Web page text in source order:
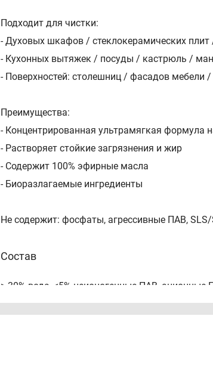
Подходит для чистки:
- Духовых шкафов / стеклокерамическиx плит
- Кухонных вытяжек / посуды / кастрюль /
- Поверхностей: столешниц / фасадов мебели /
Преимущества:
- Концентрированная ультрамягкая формула
- Растворяет стойкие загрязнения и жир
- Содержит 100% эфирные масла
- Биоразлагаемые ингредиенты
Не содержит: фосфаты, агрессивные ПАВ, SLS/
Состав
> 30% вода, <5% неионогенные ПАВ,
консервант, глутамат тетранатрия диацетат,